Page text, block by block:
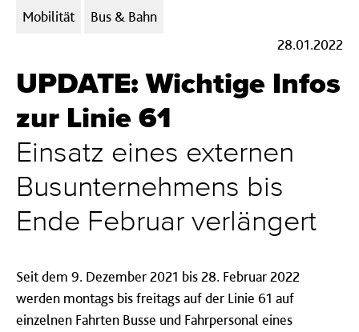
Kategorien:
Mobilität
Bus & Bahn
28.01.2022
UPDATE: Wichtige Infos
zur Linie 61
Einsatz eines externen
Busunternehmens bis
Ende Februar verlängert
Seit dem 9. Dezember 2021 bis 28. Februar 2022
werden montags bis freitags auf der Linie 61 auf
einzelnen Fahrten Busse und Fahrpersonal eines